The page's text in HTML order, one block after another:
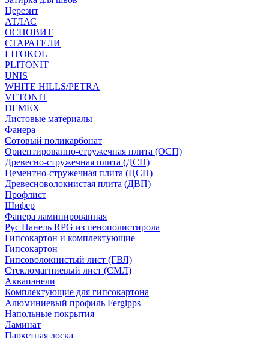
Церезит
АТЛАС
ОСНОВИТ
СТАРАТЕЛИ
LITOKOL
PLITONIT
UNIS
WHITE HILLS/PETRA
VETONIT
DEMEX
Листовые материалы
Фанера
Сотовый поликарбонат
Ориентированно-стружечная плита (ОСП)
Древесно-стружечная плита (ДСП)
Цементно-стружечная плита (ЦСП)
Древесноволокнистая плита (ДВП)
Профлист
Шифер
Фанера ламинированная
Рус Панель RPG из пенополистирола
Гипсокартон и комплектующие
Гипсокартон
Гипсоволокнистый лист (ГВЛ)
Стекломагниевый лист (СМЛ)
Аквапанели
Комплектующие для гипсокартона
Алюминиевый профиль Fergipps
Напольные покрытия
Ламинат
Паркетная доска